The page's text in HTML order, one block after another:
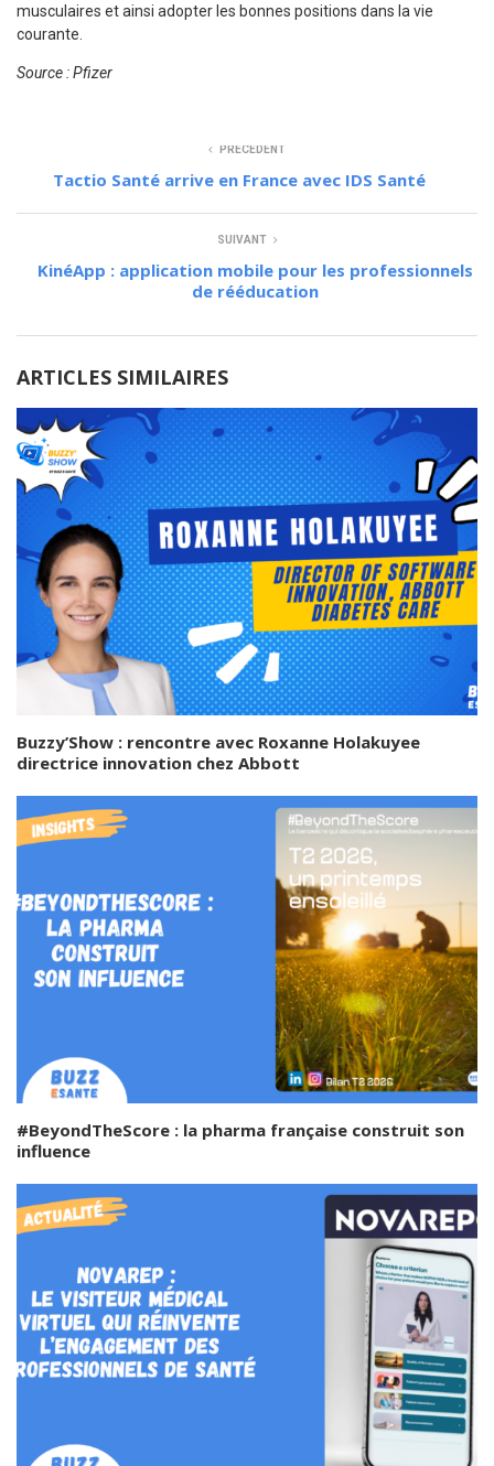
musculaires et ainsi adopter les bonnes positions dans la vie
courante.
Source : Pfizer
PRÉCÉDENT
Tactio Santé arrive en France avec IDS Santé
SUIVANT
KinéApp : application mobile pour les professionnels
de rééducation
ARTICLES SIMILAIRES
Buzzy’Show : rencontre avec Roxanne Holakuyee
directrice innovation chez Abbott
#BeyondTheScore : la pharma française construit son
influence